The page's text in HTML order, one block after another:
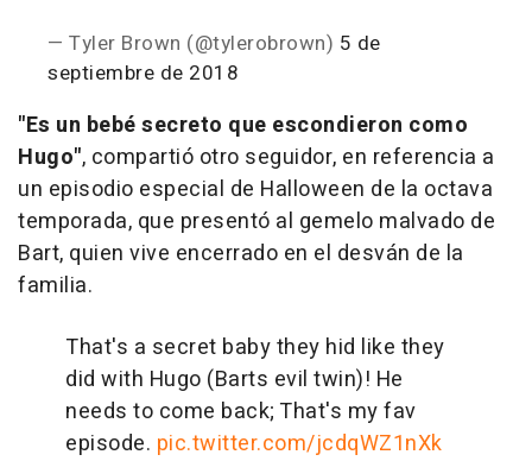
— Tyler Brown (@tylerobrown) 5 de
septiembre de 2018
"Es un bebé secreto que escondieron como
Hugo", compartió otro seguidor, en referencia a
un episodio especial de Halloween de la octava
temporada, que presentó al gemelo malvado de
Bart, quien vive encerrado en el desván de la
familia.
That's a secret baby they hid like they
did with Hugo (Barts evil twin)! He
needs to come back; That's my fav
episode. pic.twitter.com/jcdqWZ1nXk